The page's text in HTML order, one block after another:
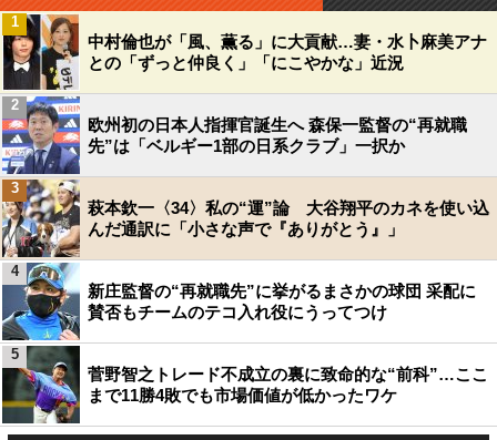
中村倫也が「風、薫る」に大貢献…妻・水卜麻美アナ
との「ずっと仲良く」「にこやかな」近況
1
欧州初の日本人指揮官誕生へ 森保一監督の“再就職
先”は「ベルギー1部の日系クラブ」一択か
2
萩本欽一〈34〉私の“運”論 大谷翔平のカネを使い込
んだ通訳に「小さな声で『ありがとう』」
3
新庄監督の“再就職先”に挙がるまさかの球団 采配に
賛否もチームのテコ入れ役にうってつけ
4
菅野智之トレード不成立の裏に致命的な“前科”…ここ
まで11勝4敗でも市場価値が低かったワケ
5